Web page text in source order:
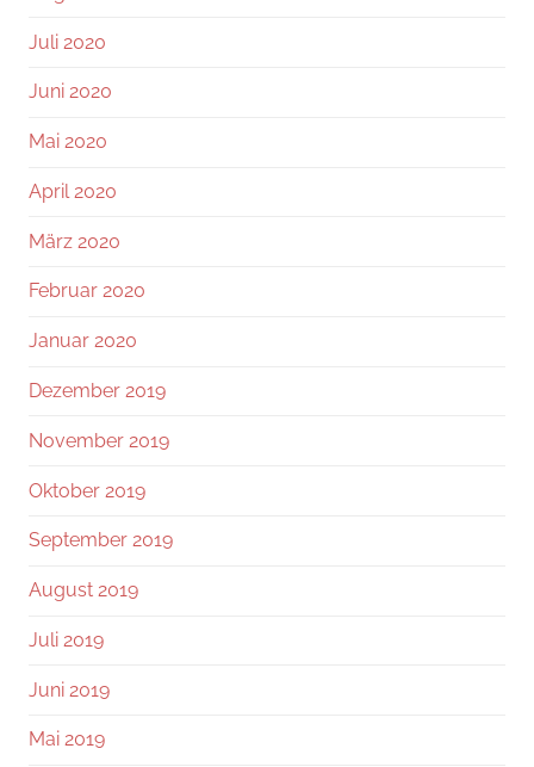
Juli 2020
Juni 2020
Mai 2020
April 2020
März 2020
Februar 2020
Januar 2020
Dezember 2019
November 2019
Oktober 2019
September 2019
August 2019
Juli 2019
Juni 2019
Mai 2019